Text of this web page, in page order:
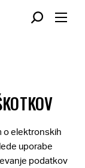
o elektronskih
uporabe
podatkov